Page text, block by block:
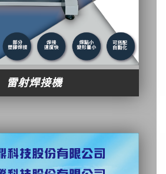
雷射焊接機